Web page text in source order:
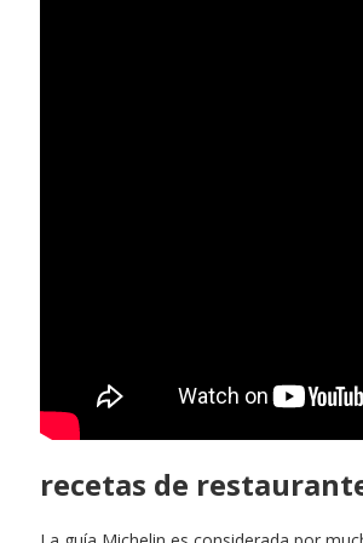
recetas de